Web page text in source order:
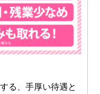
る、手厚い待遇と